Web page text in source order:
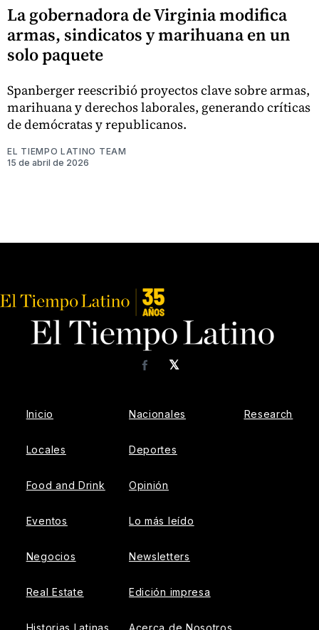
La gobernadora de Virginia modifica
armas, sindicatos y marihuana en un
solo paquete
Spanberger reescribió proyectos clave sobre armas,
marihuana y derechos laborales, generando críticas
de demócratas y republicanos.
EL TIEMPO LATINO TEAM
15 de abril de 2026
𝕏
Facebook
Inicio
Locales
Food and Drink
Eventos
Negocios
Real Estate
Historias Latinas
Nacionales
Deportes
Opinión
Lo más leído
Newsletters
Edición impresa
Acerca de Nosotros
Research